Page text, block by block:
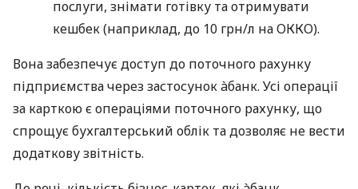
послуги, знімати готівку та отримувати
кешбек (наприклад, до 10 грн/л на ОККО).
Вона забезпечує доступ до поточного рахунку
підприємства через застосунок àбанк. Усі операції
за карткою є операціями поточного рахунку, що
спрощує бухгалтерський облік та дозволяє не вести
додаткову звітність.